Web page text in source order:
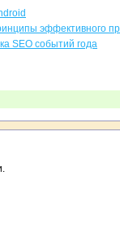
эффективного
SEO событий года